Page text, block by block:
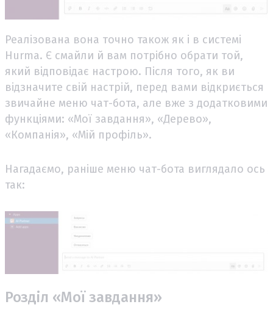
Реалізована вона точно також як і в системі
Hurma. Є смайли й вам потрібно обрати той,
який відповідає настрою. Після того, як ви
відзначите свій настрій, перед вами відкриється
звичайне меню чат-бота, але вже з додатковими
функціями: «Мої завдання», «Дерево»,
«Компанія», «Мій профіль».
Нагадаємо, раніше меню чат-бота виглядало ось
так:
Розділ «Мої завдання»